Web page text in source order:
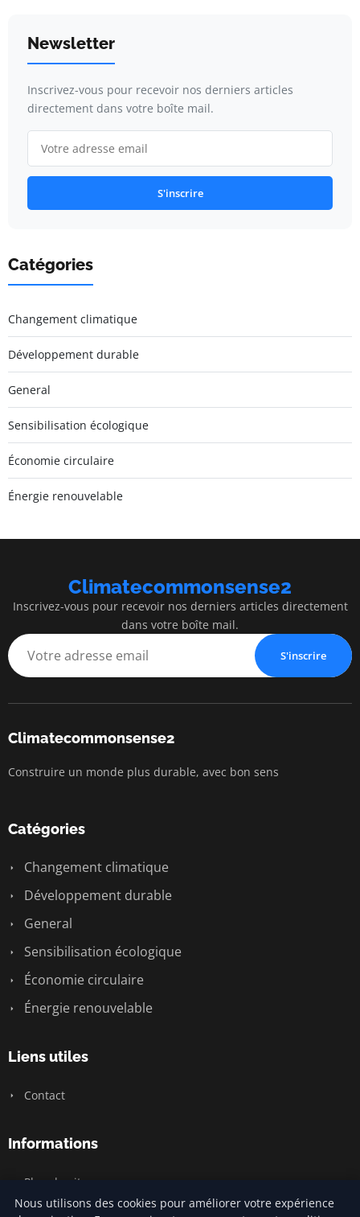
Newsletter
Inscrivez-vous pour recevoir nos derniers articles
directement dans votre boîte mail.
S'inscrire
Catégories
Changement climatique
Développement durable
General
Sensibilisation écologique
Économie circulaire
Énergie renouvelable
Climatecommonsense2
Inscrivez-vous pour recevoir nos derniers articles directement
dans votre boîte mail.
S'inscrire
Climatecommonsense2
Construire un monde plus durable, avec bon sens
Catégories
Changement climatique
Développement durable
General
Sensibilisation écologique
Économie circulaire
Énergie renouvelable
Liens utiles
Contact
Informations
Plan du site
Nous utilisons des cookies pour améliorer votre expérience